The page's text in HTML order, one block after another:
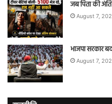
जब पिता की
August 7,
भाजपा सरकार
August 7,